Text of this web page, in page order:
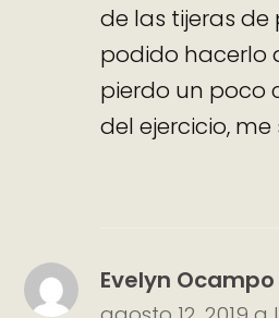
de las tijeras de
podido hacerlo
pierdo un poco
del ejercicio,
Evelyn Ocampo